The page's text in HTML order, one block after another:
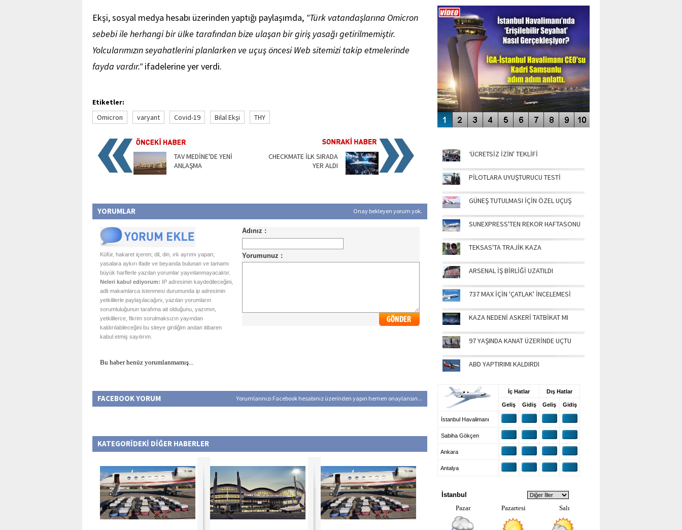
Ekşi, sosyal medya hesabı üzerinden yaptığı paylaşımda, "Türk vatandaşlarına Omicron
sebebi ile herhangi bir ülke tarafından bize ulaşan bir giriş yasağı getirilmemiştir.
Yolcularımızın seyahatlerini planlarken ve uçuş öncesi Web sitemizi takip etmelerinde
fayda vardır."ifadelerine yer verdi.
Etiketler:
Omicron
varyant Covid-19 Bilal Ekşi THY
TAV MEDİNE'DE YENİ
ANLAŞMA
CHECKMATE İLK SIRADA
YER ALDI
YORUMLAR Onay bekleyen yorum yok.
Küfür, hakaret içeren; dil, din, ırk ayrımı yapan;
yasalara aykırı ifade ve beyanda bulunan ve tamamı
büyük harflerle yazılan yorumlar yayınlanmayacaktır.
Neleri kabul ediyorum: IP adresimin kaydedileceğini,
adli makamlarca istenmesi durumunda ip adresimin
yetkililerle paylaşılacağını, yazılan yorumların
sorumluluğunun tarafıma ait olduğunu, yazımın,
yetkililerce, fikrim sorulmaksızın yayından
kaldırılabileceğini bu siteye girdiğim andan itibaren
kabul etmiş sayılırım.
Bu haber henüz yorumlanmamış...
FACEBOOK YORUM Yorumlarınızı Facebook hesabınız üzerinden yapın hemen onaylansın...
KATEGORİDEKİ DİĞER HABERLER
ENGELLERİN AŞILDIĞI HAVALİMANI
‘ÜCRETSİZ İZİN' TEKLİFİ
PİLOTLARA UYUŞTURUCU TESTİ
GÜNEŞ TUTULMASI İÇİN ÖZEL UÇUŞ
SUNEXPRESS'TEN REKOR HAFTASONU
TEKSAS'TA TRAJİK KAZA
ARSENAL İŞ BİRLİĞİ UZATILDI
737 MAX İÇİN 'ÇATLAK' İNCELEMESİ
KAZA NEDENİ ASKERİ TATBİKAT MI
97 YAŞINDA KANAT ÜZERİNDE UÇTU
ABD YAPTIRIMI KALDIRDI
İç Hatlar Dış Hatlar
Geliş Gidiş Geliş Gidiş
İstanbul Havalimanı
Sabiha Gökçen
Ankara
Antalya
İstanbul
Pazar
Pazartesi Salı